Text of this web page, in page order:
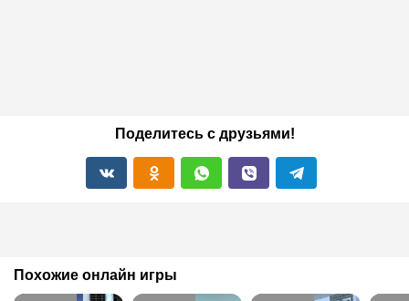
Поделитесь с друзьями!
Похожие онлайн игры